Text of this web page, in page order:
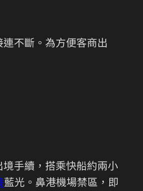
不斷。為方便客商出
境手續，搭乘快船約兩小
藍光。鼻港機場禁區，即